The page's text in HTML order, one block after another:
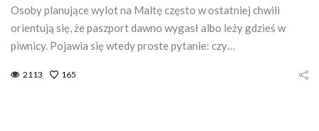
Osoby planujące wylot na Maltę często w ostatniej chwili
orientują się, że paszport dawno wygasł albo leży gdzieś w
piwnicy. Pojawia się wtedy proste pytanie: czy…
2113 165